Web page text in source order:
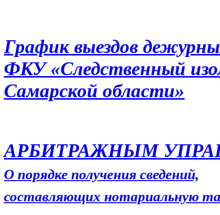
График выездов
ФКУ «Следственный
Самарской области»
АРБИТРАЖНЫМ
О порядке получения сведений,
составляющих нотариальную